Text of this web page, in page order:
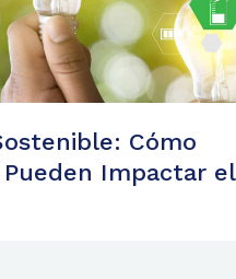
Cómo
Impactar el